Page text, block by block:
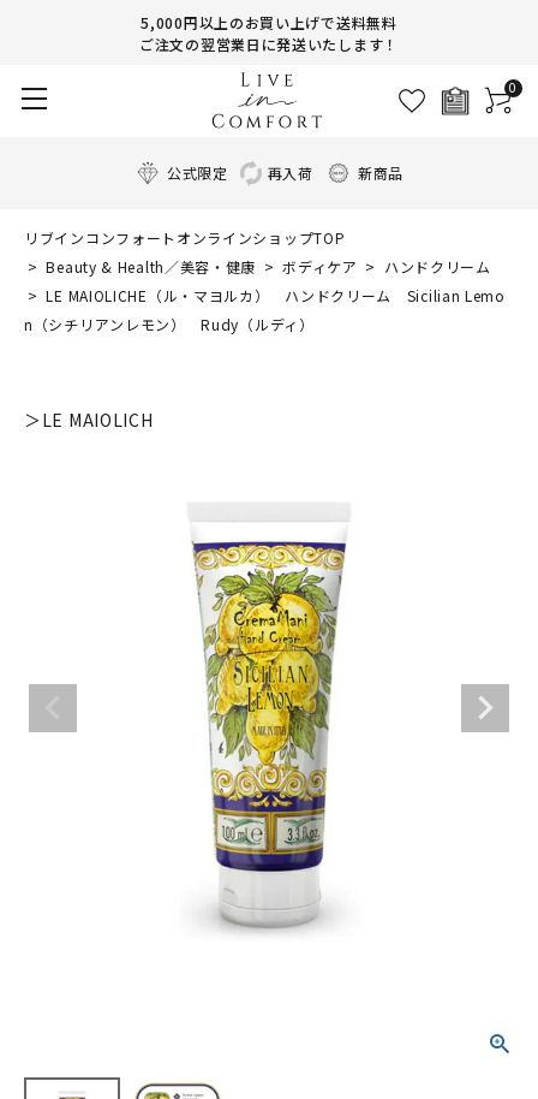
5,000円以上のお買い上げで送料無料
ご注文の翌営業日に発送いたします！
0
公式限定 再入荷 新商品
リブインコンフォートオンラインショップTOP
Beauty & Health／美容・健康
ボディケア
ハンドクリーム
LE MAIOLICHE（ル・マヨルカ） ハンドクリーム Sicilian Lemo
n（シチリアンレモン） Rudy（ルディ）
＞LE MAIOLICH